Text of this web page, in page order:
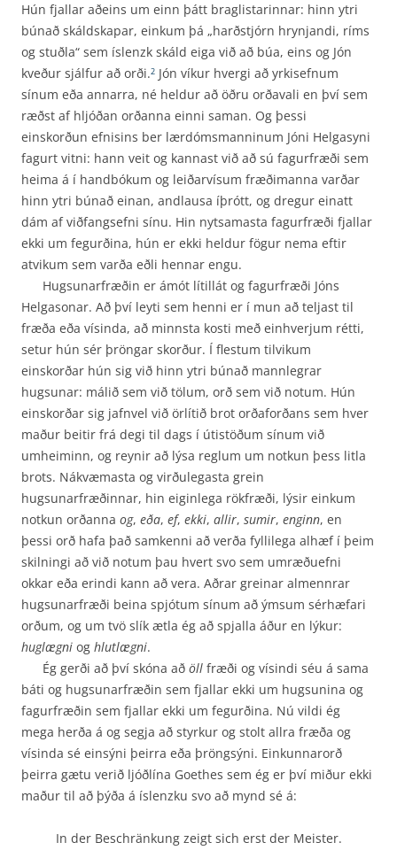
Hún fjallar aðeins um einn þátt braglistarinnar: hinn ytri
búnað skáldskapar, einkum þá „harðstjórn hrynjandi, ríms
og stuðla“ sem íslenzk skáld eiga við að búa, eins og Jón
kveður sjálfur að orði.2 Jón víkur hvergi að yrkisefnum
sínum eða annarra, né heldur að öðru orðavali en því sem
ræðst af hljóðan orðanna einni saman. Og þessi
einskorðun efnisins ber lærdómsmanninum Jóni Helgasyni
fagurt vitni: hann veit og kannast við að sú fagurfræði sem
heima á í handbókum og leiðarvísum fræðimanna varðar
hinn ytri búnað einan, andlausa íþrótt, og dregur einatt
dám af viðfangsefni sínu. Hin nytsamasta fagurfræði fjallar
ekki um fegurðina, hún er ekki heldur fögur nema eftir
atvikum sem varða eðli hennar engu.
Hugsunarfræðin er ámót lítillát og fagurfræði Jóns
Helgasonar. Að því leyti sem henni er í mun að teljast til
fræða eða vísinda, að minnsta kosti með einhverjum rétti,
setur hún sér þröngar skorður. Í flestum tilvikum
einskorðar hún sig við hinn ytri búnað mannlegrar
hugsunar: málið sem við tölum, orð sem við notum. Hún
einskorðar sig jafnvel við örlítið brot orðaforðans sem hver
maður beitir frá degi til dags í útistöðum sínum við
umheiminn, og reynir að lýsa reglum um notkun þess litla
brots. Nákvæmasta og virðulegasta grein
hugsunarfræðinnar, hin eiginlega rökfræði, lýsir einkum
notkun orðanna og, eða, ef, ekki, allir, sumir, enginn, en
þessi orð hafa það samkenni að verða fyllilega alhæf í þeim
skilningi að við notum þau hvert svo sem umræðuefni
okkar eða erindi kann að vera. Aðrar greinar almennrar
hugsunarfræði beina spjótum sínum að ýmsum sérhæfari
orðum, og um tvö slík ætla ég að spjalla áður en lýkur:
huglægni og hlutlægni.
Ég gerði að því skóna að öll fræði og vísindi séu á sama
báti og hugsunarfræðin sem fjallar ekki um hugsunina og
fagurfræðin sem fjallar ekki um fegurðina. Nú vildi ég
mega herða á og segja að styrkur og stolt allra fræða og
vísinda sé einsýni þeirra eða þröngsýni. Einkunnarorð
þeirra gætu verið ljóðlína Goethes sem ég er því miður ekki
maður til að þýða á íslenzku svo að mynd sé á:
In der Beschränkung zeigt sich erst der Meister.